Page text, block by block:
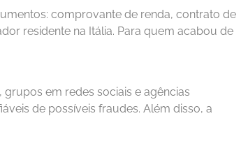
comprovante de renda, contrato de
residente na Itália. Para quem acabou de
em redes sociais e agências
de possíveis fraudes. Além disso, a